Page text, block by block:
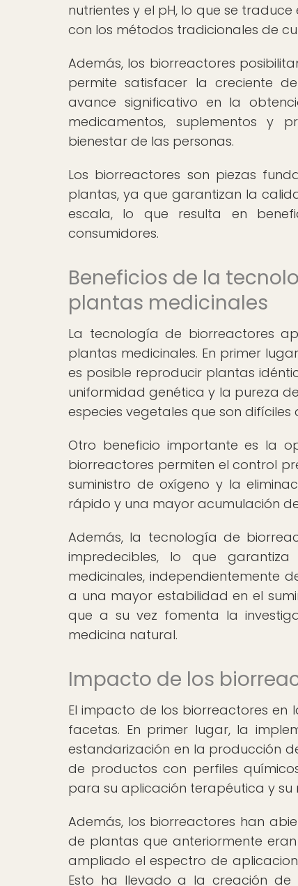
nutrientes y el pH, lo que se
con los métodos tradicionales de
Además, los biorreactores
permite satisfacer la creciente
avance significativo en la
medicamentos, suplementos y
bienestar de las personas.
Los biorreactores son piezas
plantas, ya que garantizan la
escala, lo que resulta en
consumidores.
Beneficios de la
plantas medicinales
La tecnología de biorreactores
plantas medicinales. En primer
es posible reproducir plantas
uniformidad genética y la pureza
especies vegetales que son
Otro beneficio importante es la
biorreactores permiten el control
suministro de oxígeno y la
rápido y una mayor acumulación
Además, la tecnología de
impredecibles, lo que
medicinales, independientemente
a una mayor estabilidad en el
que a su vez fomenta la
medicina natural.
Impacto de los
El impacto de los biorreactores en
facetas. En primer lugar, la
estandarización en la producción
de productos con perfiles
para su aplicación terapéutica y su
Además, los biorreactores han
de plantas que anteriormente
ampliado el espectro de
Esto ha llevado a la creación de